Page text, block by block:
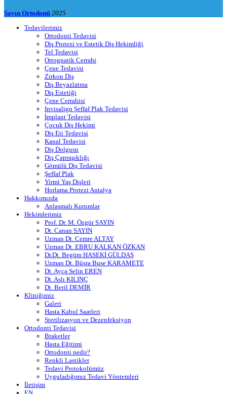
Sayın Ortodonti 2025
Tedavilerimiz
Ortodonti Tedavisi
Diş Protezi ve Estetik Diş Hekimliği
Tel Tedavisi
Ortognatik Cerrahi
Çene Tedavisi
Zirkon Diş
Diş Beyazlatma
Diş Estetiği
Çene Cerrahisi
Invisalign Şeffaf Plak Tedavisi
İmplant Tedavisi
Çocuk Diş Hekimi
Diş Eti Tedavisi
Kanal Tedavisi
Diş Dolgusu
Diş Çapraşıklığı
Gömülü Diş Tedavisi
Şeffaf Plak
Yirmi Yaş Dişleri
Horlama Protezi Antalya
Hakkımızda
Anlaşmalı Kurumlar
Hekimlerimiz
Prof. Dr. M. Özgür SAYIN
Dt. Canan SAYIN
Uzman Dt. Cemre ALTAY
Uzman Dt. EBRU KALKAN ÖZKAN
Dr.Dt. Begüm HASEKİ GÜLDAŞ
Uzman Dt. Büşra Buse KARAMETE
Dt. Ayça Selin EREN
Dt. Aslı KILINÇ
Dt. Beril DEMİR
Kliniğimiz
Galeri
Hasta Kabul Saatleri
Sterilizasyon ve Dezenfeksiyon
Ortodonti Tedavisi
Braketler
Hasta Eğitimi
Ortodonti nedir?
Renkli Lastikler
Tedavi Protokolümüz
Uyguladığımız Tedavi Yöntemleri
İletişim